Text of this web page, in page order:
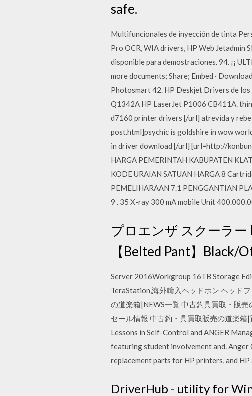
safe.
Multifuncionales de inyección de tinta
Pro OCR, WIA drivers, HP Web Jetadmin
disponible para demostraciones. 94. ¡¡
more documents; Share; Embed ·
Photosmart 42. HP Deskjet Drivers de
Q1342A HP LaserJet P1006 CB411A.
d7160 printer drivers [/url] atrevida y
post.html]psychic is goldshire in wow
in driver download [/url] [url=http://
HARGA PEMERINTAH KABUPATEN
KODE URAIAN SATUAN HARGA 8
PEMELIHARAAN 7.1 PENGGANTIAN
9 . 35 X-ray 300 mA mobile Unit
プロエンザ スクーラー
【Belted Pant】Black/
Server 2016Workgroup 16TB Storage
TeraStation,海外輸入ヘッドホン ヘッド
の道楽箱|NEWS一覧 中古釣具買取・販
セール情報 中古釣・具買取販売の道楽箱
Lessons in Self-Control and ANGER
featuring student involvement and. Anger
replacement parts for HP printers, and
DriverHub - utility for